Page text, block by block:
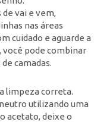
vai e vem,
nas áreas
cuidado e aguarde a
pode combinar
camadas.
limpeza correta.
utilizando uma
acetato, deixe o